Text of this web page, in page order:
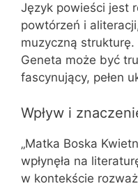
Język powieści jest
powtórzeń i
muzyczną
Geneta może być
fascynujący, pełen
Wpływ i
„Matka Boska
wpłynęła na
w kontekście